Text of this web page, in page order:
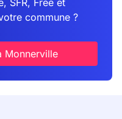
SFR, Free et
commune ?
Monnerville